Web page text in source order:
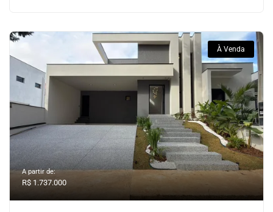
À Venda
A partir de:
R$ 1.737.000